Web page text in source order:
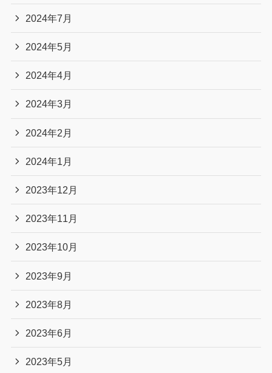
2024年7月
2024年5月
2024年4月
2024年3月
2024年2月
2024年1月
2023年12月
2023年11月
2023年10月
2023年9月
2023年8月
2023年6月
2023年5月